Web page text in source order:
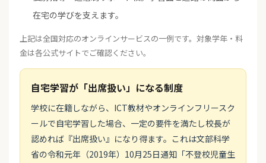
在宅の学びを支えます。
上記は全国対応のオンラインサービスの一例です。対象学年・料
金は各公式サイトでご確認ください。
自宅学習が「出席扱い」になる制度
学校に在籍しながら、ICT教材やオンラインフリースク
ールで自宅学習した場合、一定の要件を満たし校長が
認めれば『出席扱い』になり得ます。これは文部科学
省の令和元年（2019年）10月25日通知「不登校児童生